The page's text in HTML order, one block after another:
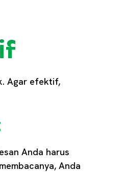
Agar efektif,
Anda harus
Anda